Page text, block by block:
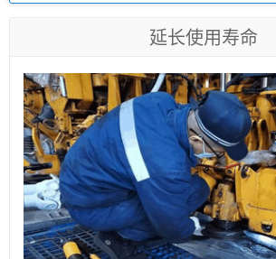
延长使用寿命